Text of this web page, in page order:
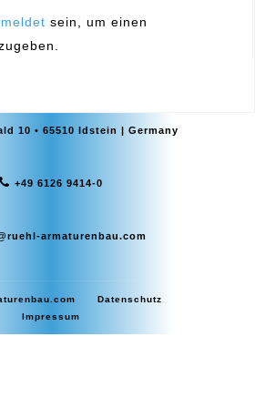
sein, um einen
10 • 65510 Idstein | Germany
+49 6126 9414-0
armaturenbau.com
Datenschutz
Impressum